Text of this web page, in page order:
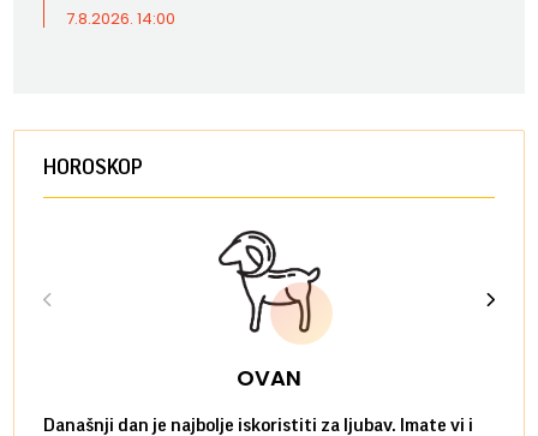
7.8.2026. 14:00
HOROSKOP
OVAN
Današnji dan je najbolje iskoristiti za ljubav. Imate vi i